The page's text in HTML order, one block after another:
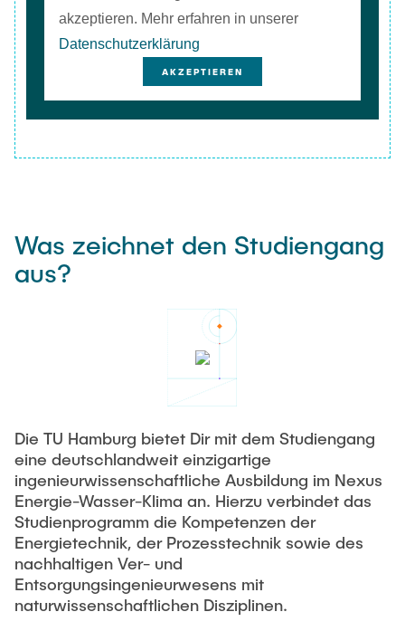
akzeptieren. Mehr erfahren in unserer
Datenschutzerklärung
AKZEPTIEREN
Was zeichnet den Studiengang
aus?
Die TU Hamburg bietet Dir mit dem Studiengang
eine deutschlandweit einzigartige
ingenieurwissenschaftliche Ausbildung im Nexus
Energie-Wasser-Klima an. Hierzu verbindet das
Studienprogramm die Kompetenzen der
Energietechnik, der Prozesstechnik sowie des
nachhaltigen Ver- und
Entsorgungsingenieurwesens mit
naturwissenschaftlichen Disziplinen.